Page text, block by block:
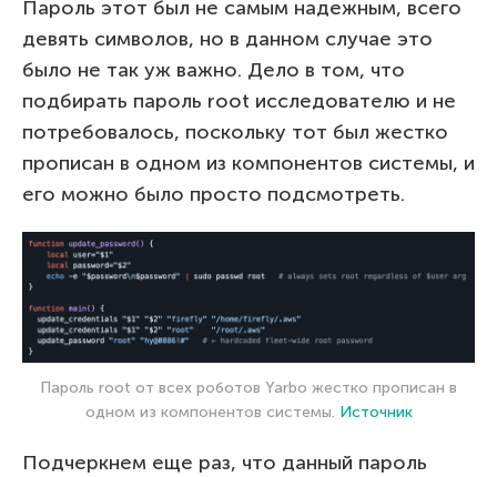
Пароль этот был не самым надежным, всего
девять символов, но в данном случае это
было не так уж важно. Дело в том, что
подбирать пароль root исследователю и не
потребовалось, поскольку тот был жестко
прописан в одном из компонентов системы, и
его можно было просто подсмотреть.
Пароль root от всех роботов Yarbo жестко прописан в
одном из компонентов системы. Источник
Подчеркнем еще раз, что данный пароль